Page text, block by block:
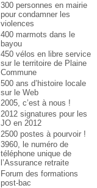
300 personnes en mairie
pour condamner les
violences
400 marmots dans le
bayou
450 vélos en libre service
sur le territoire de Plaine
Commune
500 ans d’histoire locale
sur le Web
2005, c’est à nous !
2012 signatures pour les
JO en 2012
2500 postes à pourvoir !
3960, le numéro de
téléphone unique de
l’Assurance retraite
Forum des formations
post-bac